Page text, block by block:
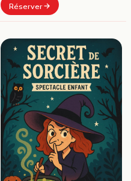
Réserver